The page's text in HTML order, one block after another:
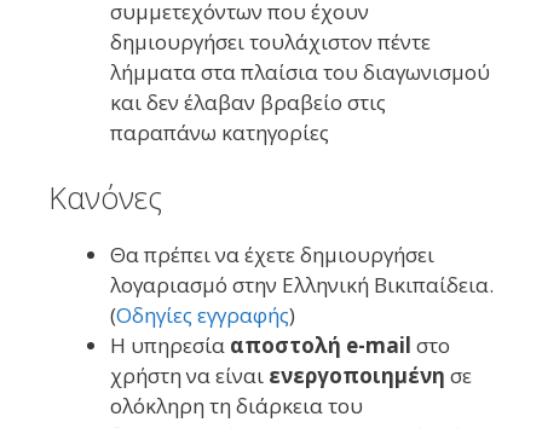
συμμετεχόντων που έχουν
δημιουργήσει τουλάχιστον πέντε
λήμματα στα πλαίσια του διαγωνισμού
και δεν έλαβαν βραβείο στις
παραπάνω κατηγορίες
Κανόνες
Θα πρέπει να έχετε δημιουργήσει
λογαριασμό στην Ελληνική Βικιπαίδεια.
(Οδηγίες εγγραφής)
Η υπηρεσία αποστολή e-mail στο
χρήστη να είναι ενεργοποιημένη σε
ολόκληρη τη διάρκεια του